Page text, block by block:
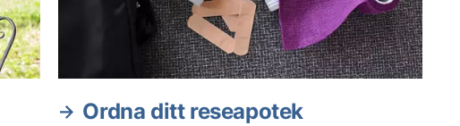
Ordna ditt reseapotek